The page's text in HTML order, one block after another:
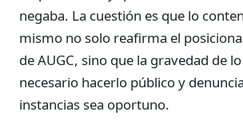
negaba. La cuestión es que lo
mismo no solo reafirma el
de AUGC, sino que la gravedad de
necesario hacerlo público y
instancias sea oportuno.